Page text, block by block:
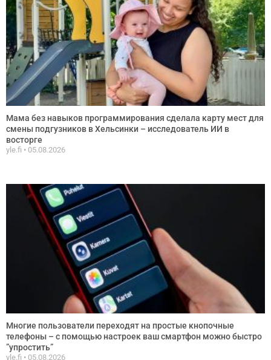
Мама без навыков программирования сделала карту мест для
смены подгузников в Хельсинки – исследователь ИИ в
восторге
yle.fi 05.08.2026
Многие пользователи переходят на простые кнопочные
телефоны – с помощью настроек ваш смартфон можно быстро
”упростить”
yle.fi 05.08.2026